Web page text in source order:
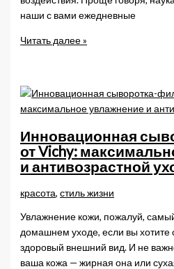
наши с вами ежедневные
Что
в
косметике
Читать далее »
Инновационная
от Vichy:
и антивозрастной
красота,стиль жизни
Увлажнение кожи, пожалуй,
домашнем уходе, если вы хотите
здоровый внешний вид. И не
ваша кожа — жирная она или